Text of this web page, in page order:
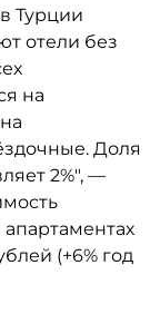
Турции
отели без
на
Доля
2%", —
(+6% год